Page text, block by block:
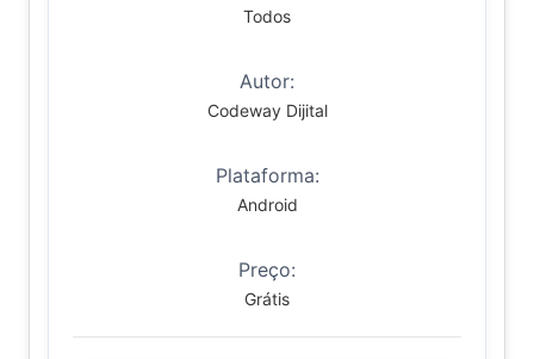
Todos
Autor:
Codeway Dijital
Plataforma:
Android
Preço:
Grátis